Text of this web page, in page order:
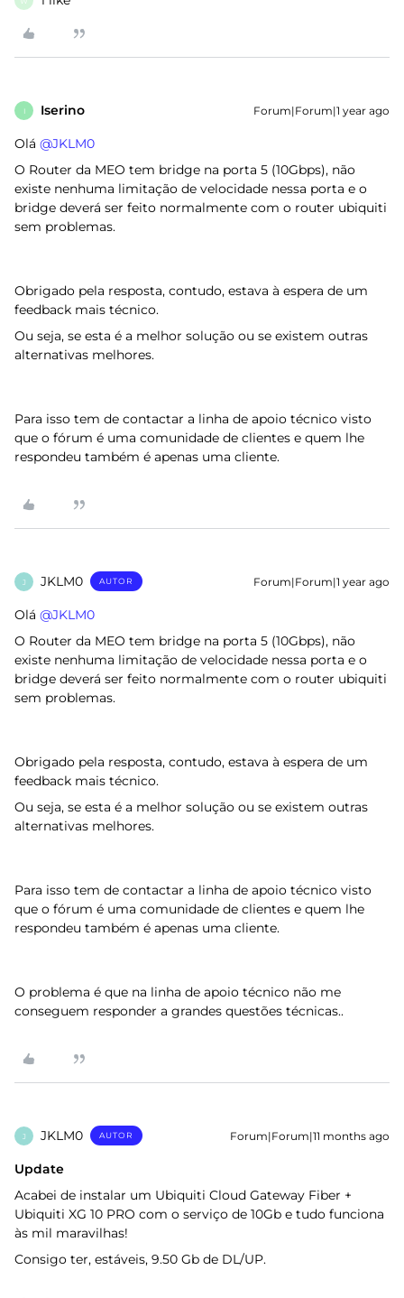
I Iserino Forum|Forum|1 year ago
Olá ​ @JKLM0
O Router da MEO tem bridge na porta 5 (10Gbps), não
existe nenhuma limitação de velocidade nessa porta e o
bridge deverá ser feito normalmente com o router ubiquiti
sem problemas.
Obrigado pela resposta, contudo, estava à espera de um
feedback mais técnico.
Ou seja, se esta é a melhor solução ou se existem outras
alternativas melhores.
Para isso tem de contactar a linha de apoio técnico visto
que o fórum é uma comunidade de clientes e quem lhe
respondeu também é apenas uma cliente.
J JKLM0 AUTOR Forum|Forum|1 year ago
Olá ​ @JKLM0
O Router da MEO tem bridge na porta 5 (10Gbps), não
existe nenhuma limitação de velocidade nessa porta e o
bridge deverá ser feito normalmente com o router ubiquiti
sem problemas.
Obrigado pela resposta, contudo, estava à espera de um
feedback mais técnico.
Ou seja, se esta é a melhor solução ou se existem outras
alternativas melhores.
Para isso tem de contactar a linha de apoio técnico visto
que o fórum é uma comunidade de clientes e quem lhe
respondeu também é apenas uma cliente.
O problema é que na linha de apoio técnico não me
conseguem responder a grandes questões técnicas..
J JKLM0 AUTOR Forum|Forum|11 months ago
Update
Acabei de instalar um Ubiquiti Cloud Gateway Fiber +
Ubiquiti XG 10 PRO com o serviço de 10Gb e tudo funciona
às mil maravilhas!
Consigo ter, estáveis, 9.50 Gb de DL/UP.